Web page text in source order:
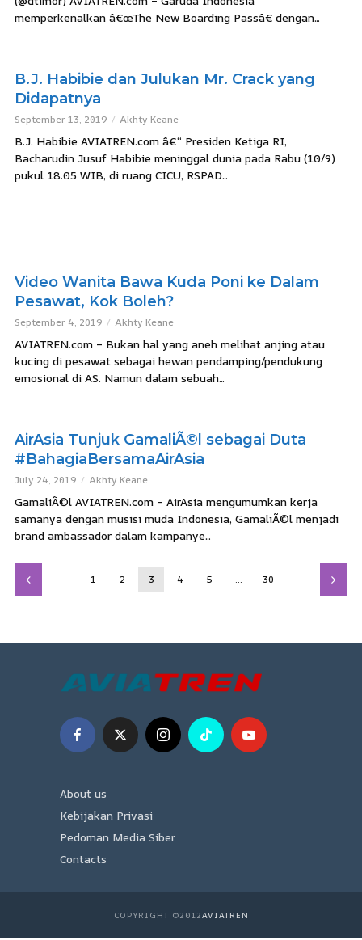
memperkenalkan â€œThe New Boarding Passâ€ dengan...
B.J. Habibie dan Julukan Mr. Crack yang
Didapatnya
September 13, 2019 Akhty Keane
B.J. Habibie AVIATREN.com â€“ Presiden Ketiga RI,
Bacharudin Jusuf Habibie meninggal dunia pada Rabu (10/9)
pukul 18.05 WIB, di ruang CICU, RSPAD...
Video Wanita Bawa Kuda Poni ke Dalam
Pesawat, Kok Boleh?
September 4, 2019 Akhty Keane
AVIATREN.com – Bukan hal yang aneh melihat anjing atau
kucing di pesawat sebagai hewan pendamping/pendukung
emosional di AS. Namun dalam sebuah...
AirAsia Tunjuk GamaliÃ©l sebagai Duta
#BahagiaBersamaAirAsia
July 24, 2019 Akhty Keane
GamaliÃ©l AVIATREN.com – AirAsia mengumumkan kerja
samanya dengan musisi muda Indonesia, GamaliÃ©l menjadi
brand ambassador dalam kampanye...
1 2 3 4 5 … 30
About us
Kebijakan Privasi
Pedoman Media Siber
Contacts
COPYRIGHT ©2012AVIATREN